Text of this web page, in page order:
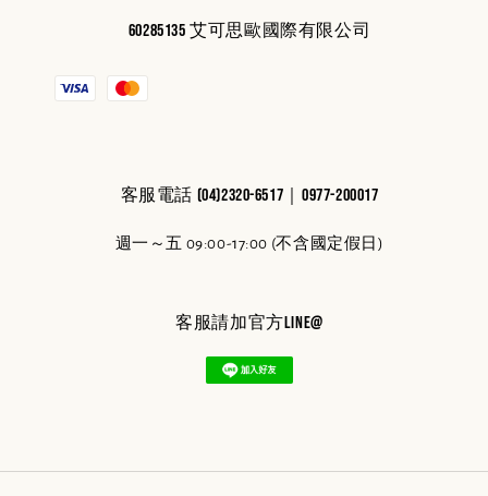
60285135 艾可思歐國際有限公司
客服電話 (04)2320-6517｜0977-200017
週一～五 09:00-17:00 (不含國定假日)
客服請加官方line@